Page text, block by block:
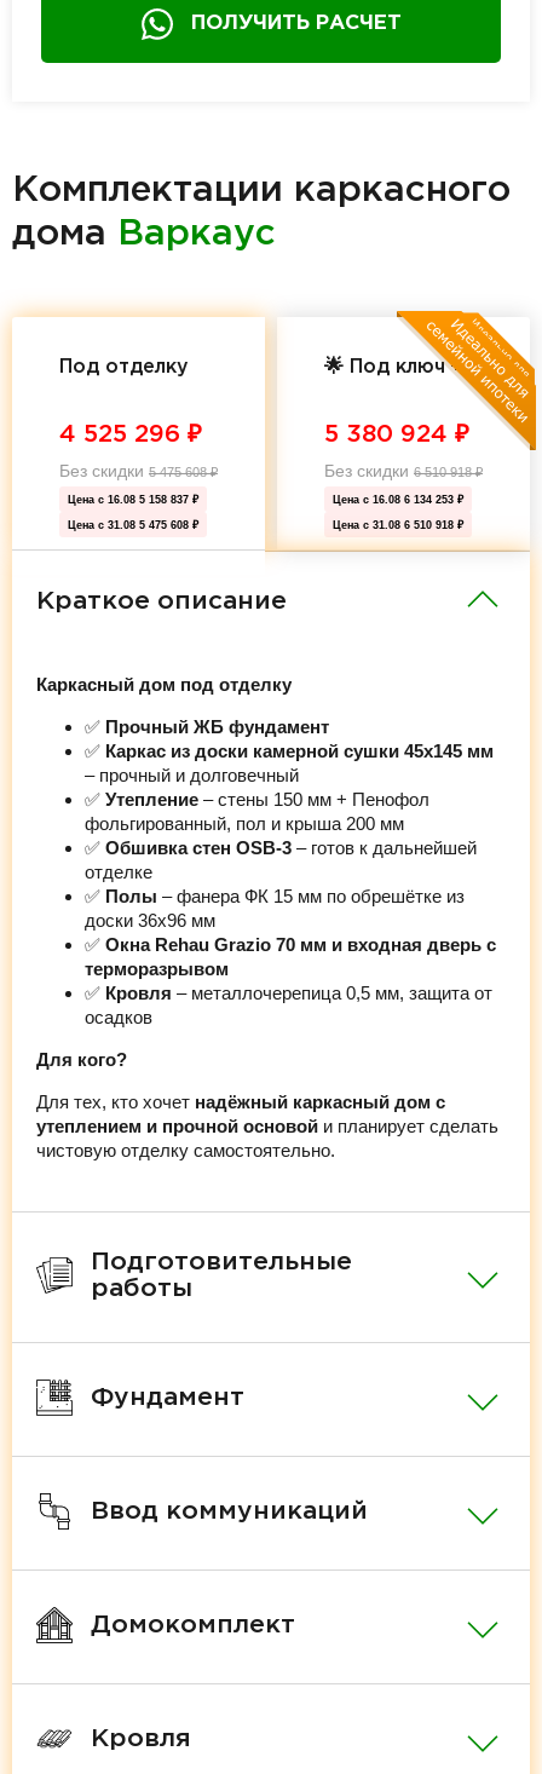
ПОЛУЧИТЬ РАСЧЕТ
Комплектации каркасного
дома
Варкаус
Под отделку
4 525 296 ₽
Без скидки 5 475 608₽
Цена с 16.08 5 158 837 ₽
Цена с 31.08 5 475 608 ₽
🌟 Под ключ 🌟
5 380 924 ₽
Без скидки 6 510 918₽
Цена с 16.08 6 134 253 ₽
Цена с 31.08 6 510 918 ₽
Краткое описание
Каркасный дом под отделку
✅ Прочный ЖБ фундамент
✅ Каркас из доски камерной сушки 45х145 мм
– прочный и долговечный
✅ Утепление – стены 150 мм + Пенофол
фольгированный, пол и крыша 200 мм
✅ Обшивка стен OSB-3 – готов к дальнейшей
отделке
✅ Полы – фанера ФК 15 мм по обрешётке из
доски 36х96 мм
✅ Окна Rehau Grazio 70 мм и входная дверь с
терморазрывом
✅ Кровля – металлочерепица 0,5 мм, защита от
осадков
Для кого?
Для тех, кто хочет надёжный каркасный дом с
утеплением и прочной основой и планирует сделать
чистовую отделку самостоятельно.
Подготовительные
работы
Фундамент
Ввод коммуникаций
Домокомплект
Кровля